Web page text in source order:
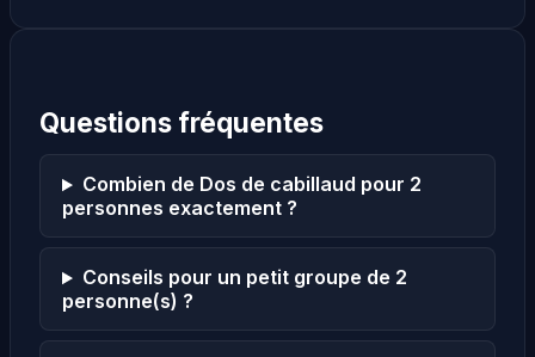
Questions fréquentes
Combien de Dos de cabillaud pour 2
personnes exactement ?
Conseils pour un petit groupe de 2
personne(s) ?